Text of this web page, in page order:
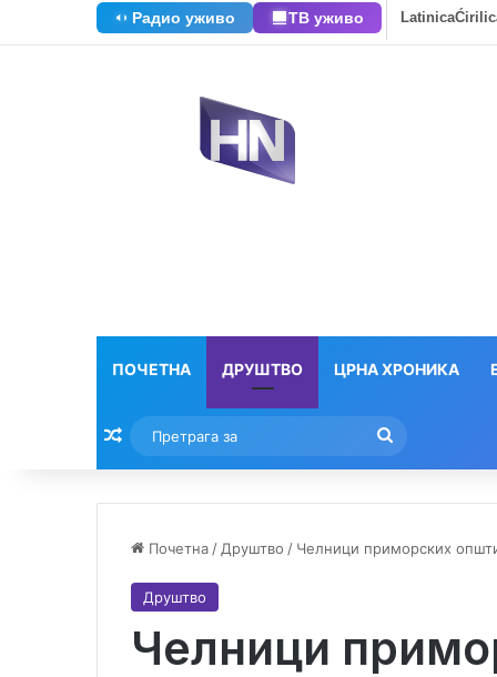
Радио уживо ТВ уживо Latinica
ПОЧЕТНА ДРУШТВО ЦРНА ХРОНИКА
Насумични текстови
за
Почетна / Друштво / Челници приморских
Друштво
Челници